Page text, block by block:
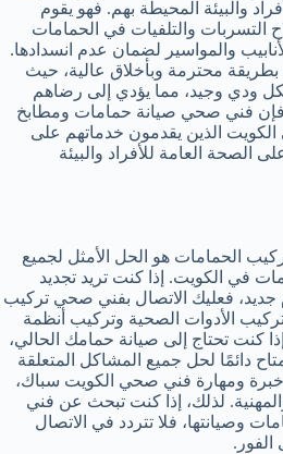
والبيئة المحيطة بهم. فهو يقوم
التسربات والتلفيات في الحمامات
والمواسير لضمان عدم انسدادها.
محترمة وبأخلاق عالية، حيث
ودي وجيد، مما يؤدي إلى رضاهم
فإن فني صحي صيانة حمامات ومطابخ
الكويت الذين يقدمون خدماتهم على
الصحة العامة للأفراد والبيئة
الحمامات هو الحل الأمثل لجميع
في الكويت. إذا كنت تريد تجديد
فعليك الاتصال بفني صحي تركيب
الأدوات الصحية وتركيب أنظمة
كنت تحتاج إلى صيانة حمامك الحالي،
دائمًا لحل جميع المشاكل المتعلقة
ومهارة فني صحي الكويت سباك،
لذلك، إذا كنت تبحث عن فني
فلا تتردد في الاتصال